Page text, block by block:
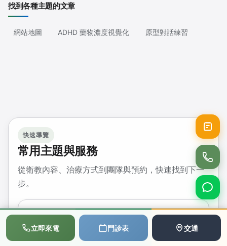
立即來電 門診表 交通
找到各種主題的文章
網站地圖 ADHD 藥物濃度視覺化 原型對話練習
快速導覽
常用主題與服務
從衛教內容、治療方式到團隊與預約，快速找到下一
步。
HEALTH EDUCATION
身心科衛教主題總覽
依症狀與治療方式瀏覽完整衛教指南。
📞 💬 📅